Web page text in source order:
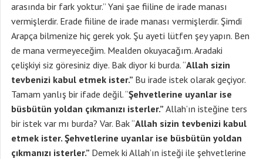
arasında bir fark yoktur.” Yani şae fiiline de irade manası
vermişlerdir. Erade fiiline de irade manası vermişlerdir. Şimdi
Arapça bilmenize hiç gerek yok. Şu ayeti lütfen şey yapın. Ben
de mana vermeyeceğim. Mealden okuyacağım. Aradaki
çelişkiyi siz göresiniz diye. Bak diyor ki burda. “Allah sizin
tevbenizi kabul etmek ister.” Bu irade istek olarak geçiyor.
Tamam yanlış bir ifade değil. “Şehvetlerine uyanlar ise
büsbütün yoldan çıkmanızı isterler.” Allah’ın isteğine ters
bir istek var mı burda? Var. Bak “Allah sizin tevbenizi kabul
etmek ister. Şehvetlerine uyanlar ise büsbütün yoldan
çıkmanızı isterler.” Demek ki Allah’ın isteği ile şehvetlerine